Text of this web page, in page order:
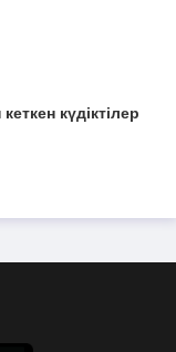
күдіктілер